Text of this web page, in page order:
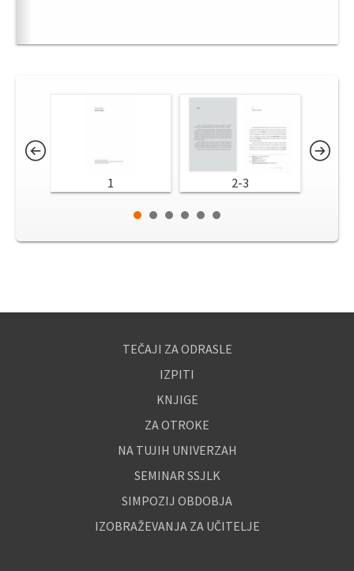
1 2-3
TEČAJI ZA ODRASLE
IZPITI
KNJIGE
ZA OTROKE
NA TUJIH UNIVERZAH
SEMINAR SSJLK
SIMPOZIJ OBDOBJA
IZOBRAŽEVANJA ZA UČITELJE